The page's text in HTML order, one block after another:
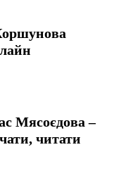
Мясоєдова –
читати